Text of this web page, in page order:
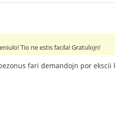
Tio ne estis facila! Gratulojn!
fari demandojn por